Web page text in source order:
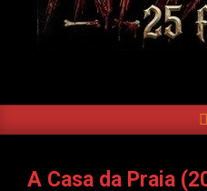
DO
INFERNO
Navigation
A Casa da Praia